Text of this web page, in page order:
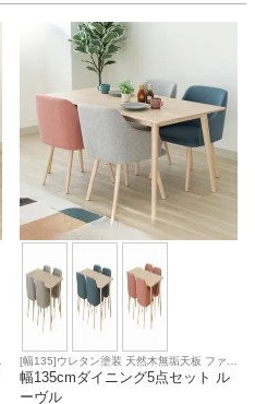
[幅135]ウレタン塗装 天然木無垢天板 ファブ
リック座面
幅135cmダイニング5点セット ル
ーヴル